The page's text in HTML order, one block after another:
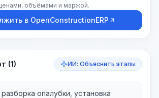
объёмами и маржой.
в OpenConstructionERP
(1) ИИ: Объяснить этапы
опалубки, установка